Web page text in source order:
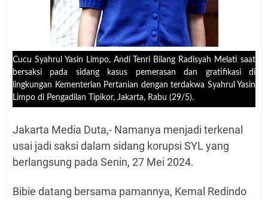
Cucu Syahrul Yasin Limpo, Andi Tenri Bilang Radisyah Melati saat
bersaksi pada sidang kasus pemerasan dan gratifikasi di
lingkungan Kementerian Pertanian dengan terdakwa Syahrul Yasin
Limpo di Pengadilan Tipikor, Jakarta, Rabu (29/5).
Jakarta Media Duta,- Namanya menjadi terkenal
usai jadi saksi dalam sidang korupsi SYL yang
berlangsung pada Senin, 27 Mei 2024.
Bibie datang bersama pamannya, Kemal Redindo